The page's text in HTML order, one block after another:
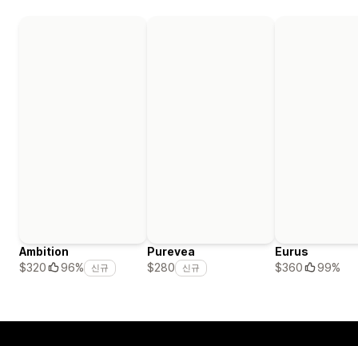
Ambition
$320
96% 신규
Purevea
$280
신규
Eurus
$360
99%